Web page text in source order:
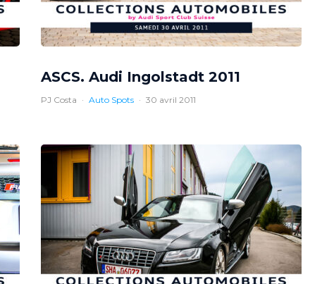
ASCS. Audi Ingolstadt 2011
PJ Costa · Auto Spots · 30 avril 2011